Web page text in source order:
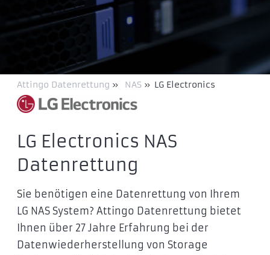
Attingo Datenrettung » NAS » LG Electronics
LG Electronics NAS
Datenrettung
Sie benötigen eine Datenrettung von Ihrem
LG NAS System? Attingo Datenrettung bietet
Ihnen über 27 Jahre Erfahrung bei der
Datenwiederherstellung von Storage